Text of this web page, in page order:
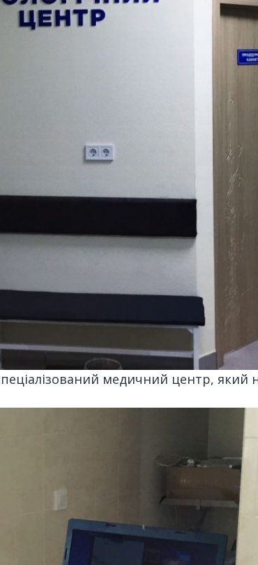
медичний центр, який